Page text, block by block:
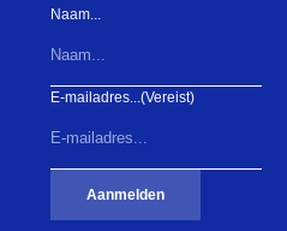
Naam...
E-mailadres...(Vereist)
Aanmelden